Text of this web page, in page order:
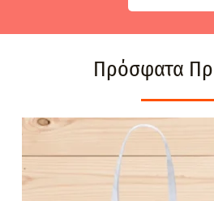
Πρόσφατα